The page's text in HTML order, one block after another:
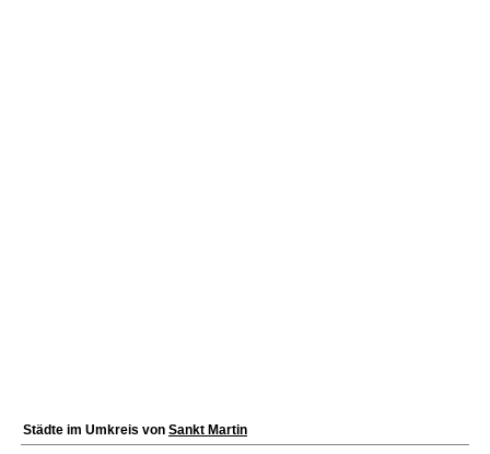
Städte im Umkreis von Sankt Martin